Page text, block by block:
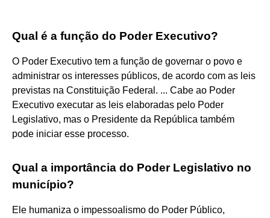
Qual é a função do Poder Executivo?
O Poder Executivo tem a função de governar o povo e
administrar os interesses públicos, de acordo com as leis
previstas na Constituição Federal. ... Cabe ao Poder
Executivo executar as leis elaboradas pelo Poder
Legislativo, mas o Presidente da República também
pode iniciar esse processo.
Qual a importância do Poder Legislativo no
município?
Ele humaniza o impessoalismo do Poder Público,